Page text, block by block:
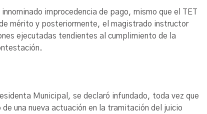
improcedencia de pago, mismo que el TET
mérito y posteriormente, el magistrado instructor
ejecutadas tendientes al cumplimiento de la
Municipal, se declaró infundado, toda vez que
una nueva actuación en la tramitación del juicio